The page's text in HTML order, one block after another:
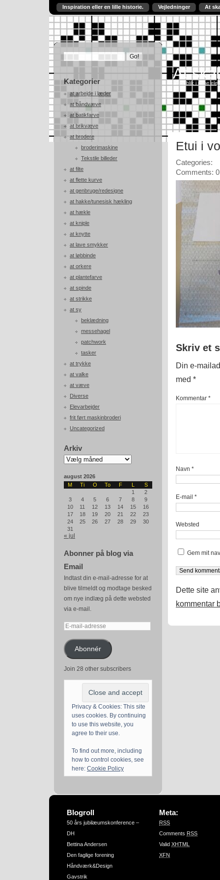
Inspiration eller en lille historie. Vejledninger At
Kategorier
at arbejde i læder
at båndvæve
at batikfarve
at brikvæve
at brodere
broderimaskine
Tekstile billeder
at filte
at flette kurve
at genbruge/redesigne
at hakke/tunesisk hækling
at hækle
at kniple
at knytte
at lave smykker
at løbbinde
at orkere
at plantefarve
at spinde
at strikke
at sy
beklædning
messehagel
patchwork
tasker
at trykke
at valke
at væve
Diverse
Elevarbejder
frit ført maskinbroderi
Uncategorized
Arkiv
Arkiv
august 2026
M
Ti O To F L
S
1
2
3
4 5 6 7 8
9
10
11 12 13 14 15
16
17
18 19 20 21 22
23
24
25 26 27 28 29
30
31
« jul
Abonner på blog via
Email
Indtast din e-mail-adresse for at
blive tilmeldt og modtage besked
om nye indlæg på dette websted
via e-mail.
E-
adresseAbonnér
Join 28 other subscribers
Privacy & Cookies: This site
uses cookies. By continuing
to use this website, you
agree to their use.
To find out more, including
how to control cookies, see
here: Cookie Policy
At
Et indblik i mine
Etui i
Categories:
Comments: 0
Skriv et
Din e-
med *
Kommentar *
Navn *
E-mail *
Websted
Gem mit
Dette site
kommentar
Blogroll
50 års jubilæumskonference –
DH
Bettina Andersen
Den faglige forening
Håndværk&Design
Gavstrik
Meta:
RSS
Comments RSS
Valid XHTML
XFN